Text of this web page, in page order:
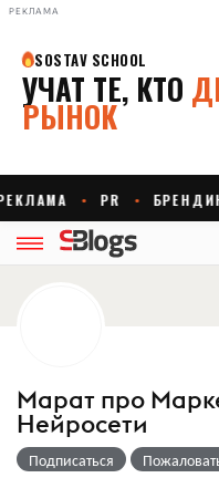
РЕКЛАМА
Марат про
Нейросети
Подписаться